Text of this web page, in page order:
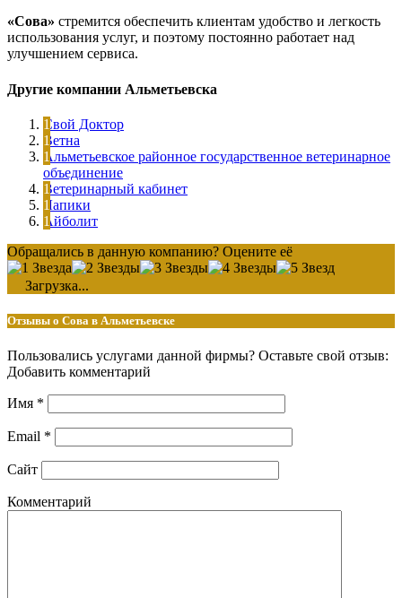
«Сова» стремится обеспечить клиентам удобство и легкость
использования услуг, и поэтому постоянно работает над
улучшением сервиса.
Другие компании Альметьевска
Свой Доктор
Ветна
Альметьевское районное государственное ветеринарное
объединение
Ветеринарный кабинет
Лапики
Айболит
Обращались в данную компанию? Оцените её
Загрузка...
Отзывы о Сова в Альметьевске
Пользовались услугами данной фирмы? Оставьте свой отзыв:
Добавить комментарий
Имя *
Email *
Сайт
Комментарий